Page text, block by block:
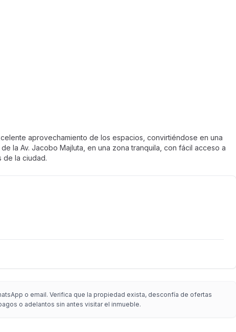
aprovechamiento de los espacios, convirtiéndose en una
la Av. Jacobo Majluta, en una zona tranquila, con fácil acceso a
de la ciudad.
o email. Verifica que la propiedad exista, desconfía de ofertas
o adelantos sin antes visitar el inmueble.